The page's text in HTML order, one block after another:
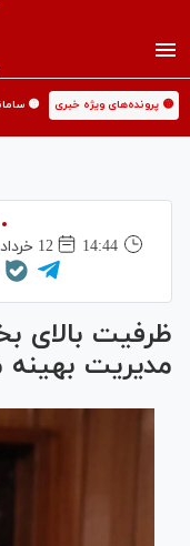
🟡 پرونده‌های ویژه خبری 🟡
14:44
12 خرداد 1405
ظرفیت بالای
مدیریت